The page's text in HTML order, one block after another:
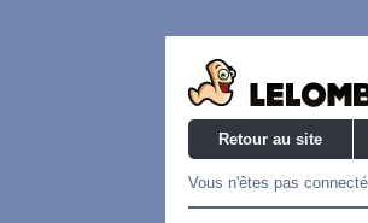
Retour au site
Vous n'êtes pas